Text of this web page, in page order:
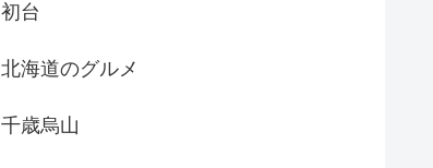
初台
北海道のグルメ
千歳烏山